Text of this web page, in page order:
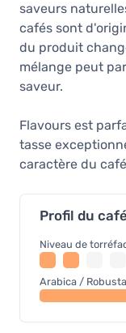
saveurs
cafés sont
du produit
mélange peut
saveur.
Flavours est
tasse
caractère du
Profil du café
Niveau de
Arabica / Robusta